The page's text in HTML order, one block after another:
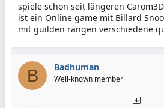
spiele schon seit längeren
ist ein Online game mit Billard
mit guilden rängen verschiedene
B Badhuman
Well-known member